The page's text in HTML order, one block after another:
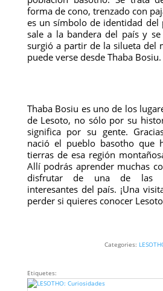
forma de cono, trenzado con
es un símbolo de identidad del
sale a la bandera del país y
surgió a partir de la silueta del
puede verse desde Thaba Bosiu.
Thaba Bosiu es uno de los
de Lesoto, no sólo por su
significa por su gente.
nació el pueblo basotho que
tierras de esa región
Allí podrás aprender muchas
disfrutar de una de las
interesantes del país. ¡Una
perder si quieres conocer
Categories:
Etiquetes: